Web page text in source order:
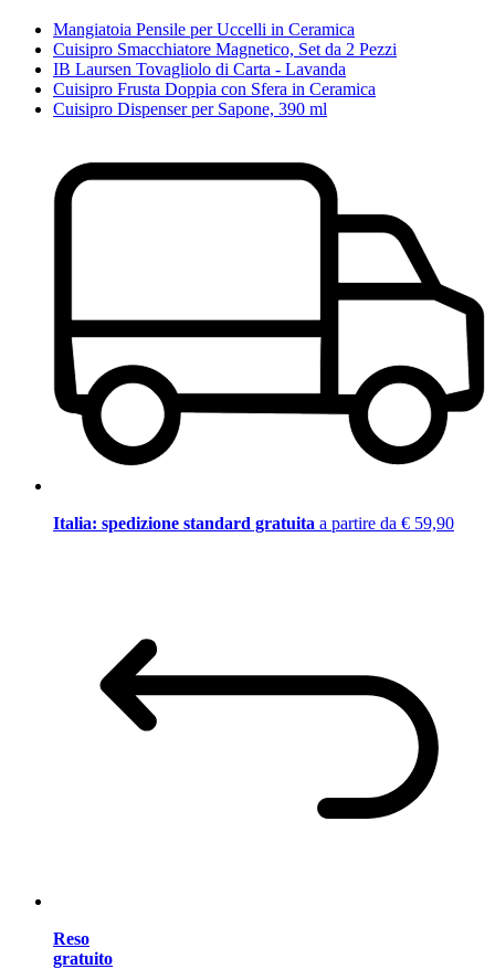
Mangiatoia Pensile per Uccelli in Ceramica
Cuisipro Smacchiatore Magnetico, Set da 2 Pezzi
IB Laursen Tovagliolo di Carta - Lavanda
Cuisipro Frusta Doppia con Sfera in Ceramica
Cuisipro Dispenser per Sapone, 390 ml
Italia: spedizione standard gratuita a partire da € 59,90
Reso
gratuito